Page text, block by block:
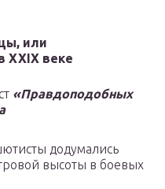
или
XXIX веке
«Правдоподобных
додумались
высоты в боевых